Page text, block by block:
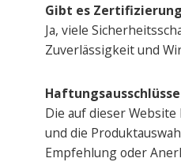
Gibt es
Ja, viele
Zuverlässigkeit und
Haftungsausschlüsse
Die auf dieser
und die
Empfehlung oder